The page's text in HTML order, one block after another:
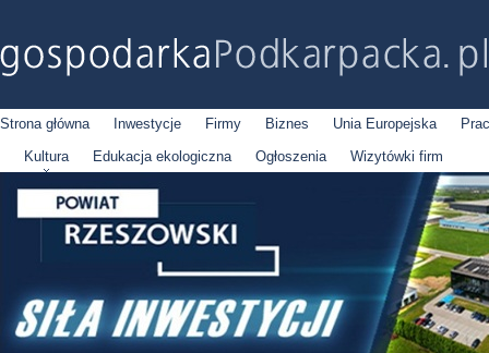
Strona główna Inwestycje Firmy Biznes Unia Europejska
Kultura
Edukacja ekologiczna Ogłoszenia Wizytówki firm